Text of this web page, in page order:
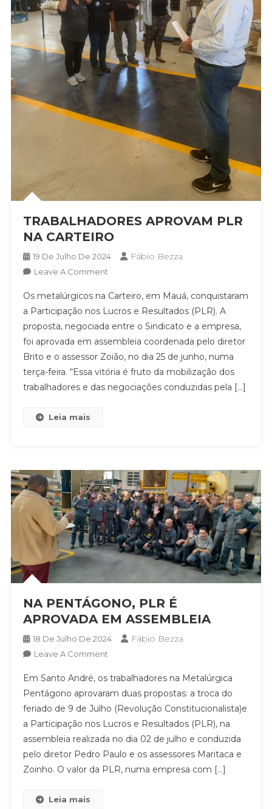
TRABALHADORES APROVAM PLR
NA CARTEIRO
19 De Julho De 2024 Fábio Bezza
Leave A CommentOn
APROVAM
PLR
NA
CARTEIRO
Os metalúrgicos na Carteiro, em Mauá, conquistaram
a Participação nos Lucros e Resultados (PLR). A
proposta, negociada entre o Sindicato e a empresa,
foi aprovada em assembleia coordenada pelo diretor
Brito e o assessor Zoião, no dia 25 de junho, numa
terça-feira. “Essa vitória é fruto da mobilização dos
trabalhadores e das negociações conduzidas pela […]
Leia mais
NA PENTÁGONO, PLR É
APROVADA EM ASSEMBLEIA
18 De Julho De 2024 Fábio Bezza
Leave A CommentOn
PENTÁGONO,
PLR
É
APROVADA
EM
ASSEMBLEIA
Em Santo André, os trabalhadores na Metalúrgica
Pentágono aprovaram duas propostas: a troca do
feriado de 9 de Julho (Revolução Constitucionalista)e
a Participação nos Lucros e Resultados (PLR), na
assembleia realizada no dia 02 de julho e conduzida
pelo diretor Pedro Paulo e os assessores Maritaca e
Zoinho. O valor da PLR, numa empresa com […]
Leia mais